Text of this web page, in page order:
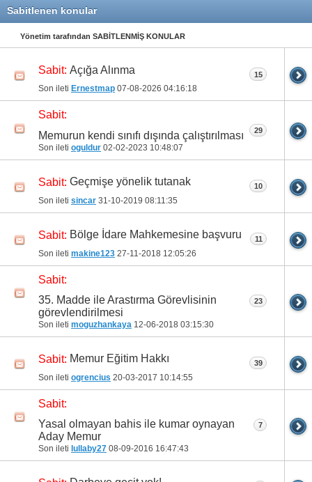
11 12 13
21 22 23 24 25 26
31 32 33
41 42 43 44 45 46
51 52
61 62 63 64 65 66
74
Sabitlenen konular
Yönetim tarafından SABİTLENMİŞ KONULAR
Sabit: Açığa Alınma
Son ileti Ernestmap 07-08-2026 04:16:18
15
Sabit:
Memurun kendi sınıfı dışında çalıştırılması
Son ileti oguldur 02-02-2023 10:48:07
29
Sabit: Geçmişe yönelik tutanak
Son ileti sincar 31-10-2019 08:11:35
10
Sabit: Bölge İdare Mahkemesine başvuru
Son ileti makine123 27-11-2018 12:05:26
11
Sabit:
35. Madde ile Arastırma Görevlisinin
görevlendirilmesi
Son ileti moguzhankaya 12-06-2018 03:15:30
23
Sabit: Memur Eğitim Hakkı
Son ileti ogrencius 20-03-2017 10:14:55
39
Sabit:
Yasal olmayan bahis ile kumar oynayan
Aday Memur
Son ileti lullaby27 08-09-2016 16:47:43
7